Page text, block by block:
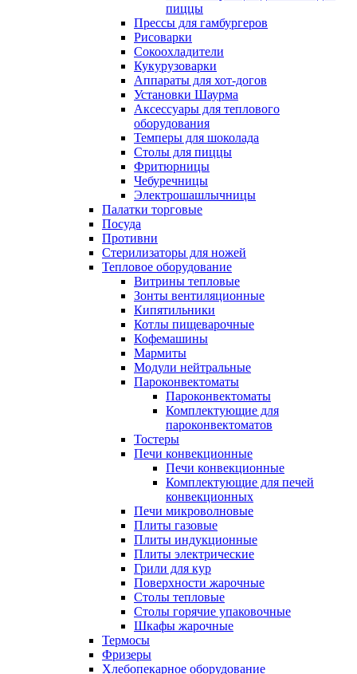
пиццы
Прессы для гамбургеров
Рисоварки
Сокоохладители
Кукурузоварки
Аппараты для хот-догов
Установки Шаурма
Аксессуары для теплового
оборудования
Темперы для шоколада
Столы для пиццы
Фритюрницы
Чебуречницы
Электрошашлычницы
Палатки торговые
Посуда
Противни
Стерилизаторы для ножей
Тепловое оборудование
Витрины тепловые
Зонты вентиляционные
Кипятильники
Котлы пищеварочные
Кофемашины
Мармиты
Модули нейтральные
Пароконвектоматы
Пароконвектоматы
Комплектующие для
пароконвектоматов
Тостеры
Печи конвекционные
Печи конвекционные
Комплектующие для печей
конвекционных
Печи микроволновые
Плиты газовые
Плиты индукционные
Плиты электрические
Грили для кур
Поверхности жарочные
Столы тепловые
Столы горячие упаковочные
Шкафы жарочные
Термосы
Фризеры
Хлебопекарное оборудование